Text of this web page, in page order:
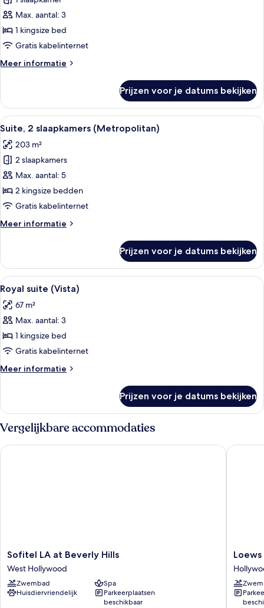
1
slaapkamer
(Metropolitan)
Max. aantal: 3
1 kingsize bed
Gratis kabelinternet
Meer informatie
Meer
1
slaapkamer
(Metropolitan)
Prijzen voor je datums bekijken
Alle
foto's
voor
Suite,
2
slaapkamers
(Metropolitan)
Een moderne woonkamer met een
6
Suite, 2 slaapkamers (Metropolitan)
203 m²
2 slaapkamers
Max. aantal: 5
2 kingsize bedden
Gratis kabelinternet
Meer informatie
Meer
2
slaapkamers
(Metropolitan)
Prijzen voor je datums bekijken
Alle
foto's
voor
Royal
suite
(Vista)
laden
Een balkon met een tafel en
4
Royal suite (Vista)
67 m²
Max. aantal: 3
1 kingsize bed
Gratis kabelinternet
Meer informatie
Meer
suite
Prijzen voor je datums bekijken
Vergelijkbare accommodaties
Sofitel
LA
at
Beverly
Hills
Sofitel LA at Beverly Hills
West Hollywood
Zwembad
Spa
Huisdiervriendelijk
Parkeerplaatsen
beschikbaar
Sofitel LA at Beverly Hills
Loews
Hotel
Loews